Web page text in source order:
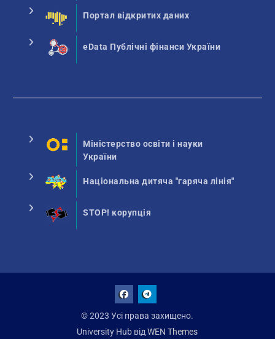
Портал відкритих даних
eData Публічні фінанси України
Міністерство освіти і науки
України
Національна дитяча "гаряча лінія"
STOP! корупція
© 2023 Усі права захищено.
University Hub відWEN Themes